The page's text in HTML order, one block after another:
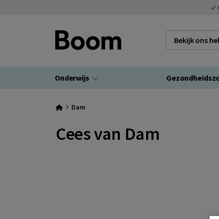
Bekijk ons
Onderwijs
Dam
Cees van Dam